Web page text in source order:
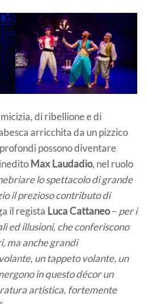
di ribellione e di
arricchita da un pizzico
possono diventare
Max Laudadio, nel ruolo
lo spettacolo di grande
il prezioso contributo di
il regista Luca Cattaneo– per i
ed illusioni, che conferiscono
ma anche grandi
un tappeto volante, un
in questo décor un
artistica, fortemente